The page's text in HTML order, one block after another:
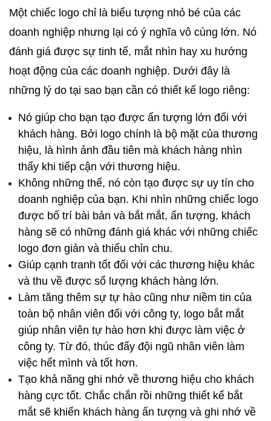
Một chiếc logo chỉ là biểu tượng nhỏ bé của các
doanh nghiệp nhưng lại có ý nghĩa vô cùng lớn. Nó
đánh giá được sự tinh tế, mắt nhìn hay xu hướng
hoạt động của các doanh nghiệp. Dưới đây là
những lý do tại sao bạn cần có thiết kế logo riêng:
Nó giúp cho bạn tạo được ấn tượng lớn đối với
khách hàng. Bởi logo chính là bộ mặt của thương
hiệu, là hình ảnh đầu tiên mà khách hàng nhìn
thấy khi tiếp cận với thương hiệu.
Không những thế, nó còn tạo được sự uy tín cho
doanh nghiệp của bạn. Khi nhìn những chiếc logo
được bố trí bài bản và bắt mắt, ấn tượng, khách
hàng sẽ có những đánh giá khác với những chiếc
logo đơn giản và thiếu chỉn chu.
Giúp cạnh tranh tốt đối với các thương hiệu khác
và thu về được số lượng khách hàng lớn.
Làm tăng thêm sự tự hào cũng như niềm tin của
toàn bộ nhân viên đối với công ty, logo bắt mắt
giúp nhân viên tự hào hơn khi được làm việc ở
công ty. Từ đó, thúc đẩy đội ngũ nhân viên làm
việc hết mình và tốt hơn.
Tạo khả năng ghi nhớ về thương hiệu cho khách
hàng cực tốt. Chắc chắn rồi những thiết kế bắt
mắt sẽ khiến khách hàng ấn tượng và ghi nhớ về